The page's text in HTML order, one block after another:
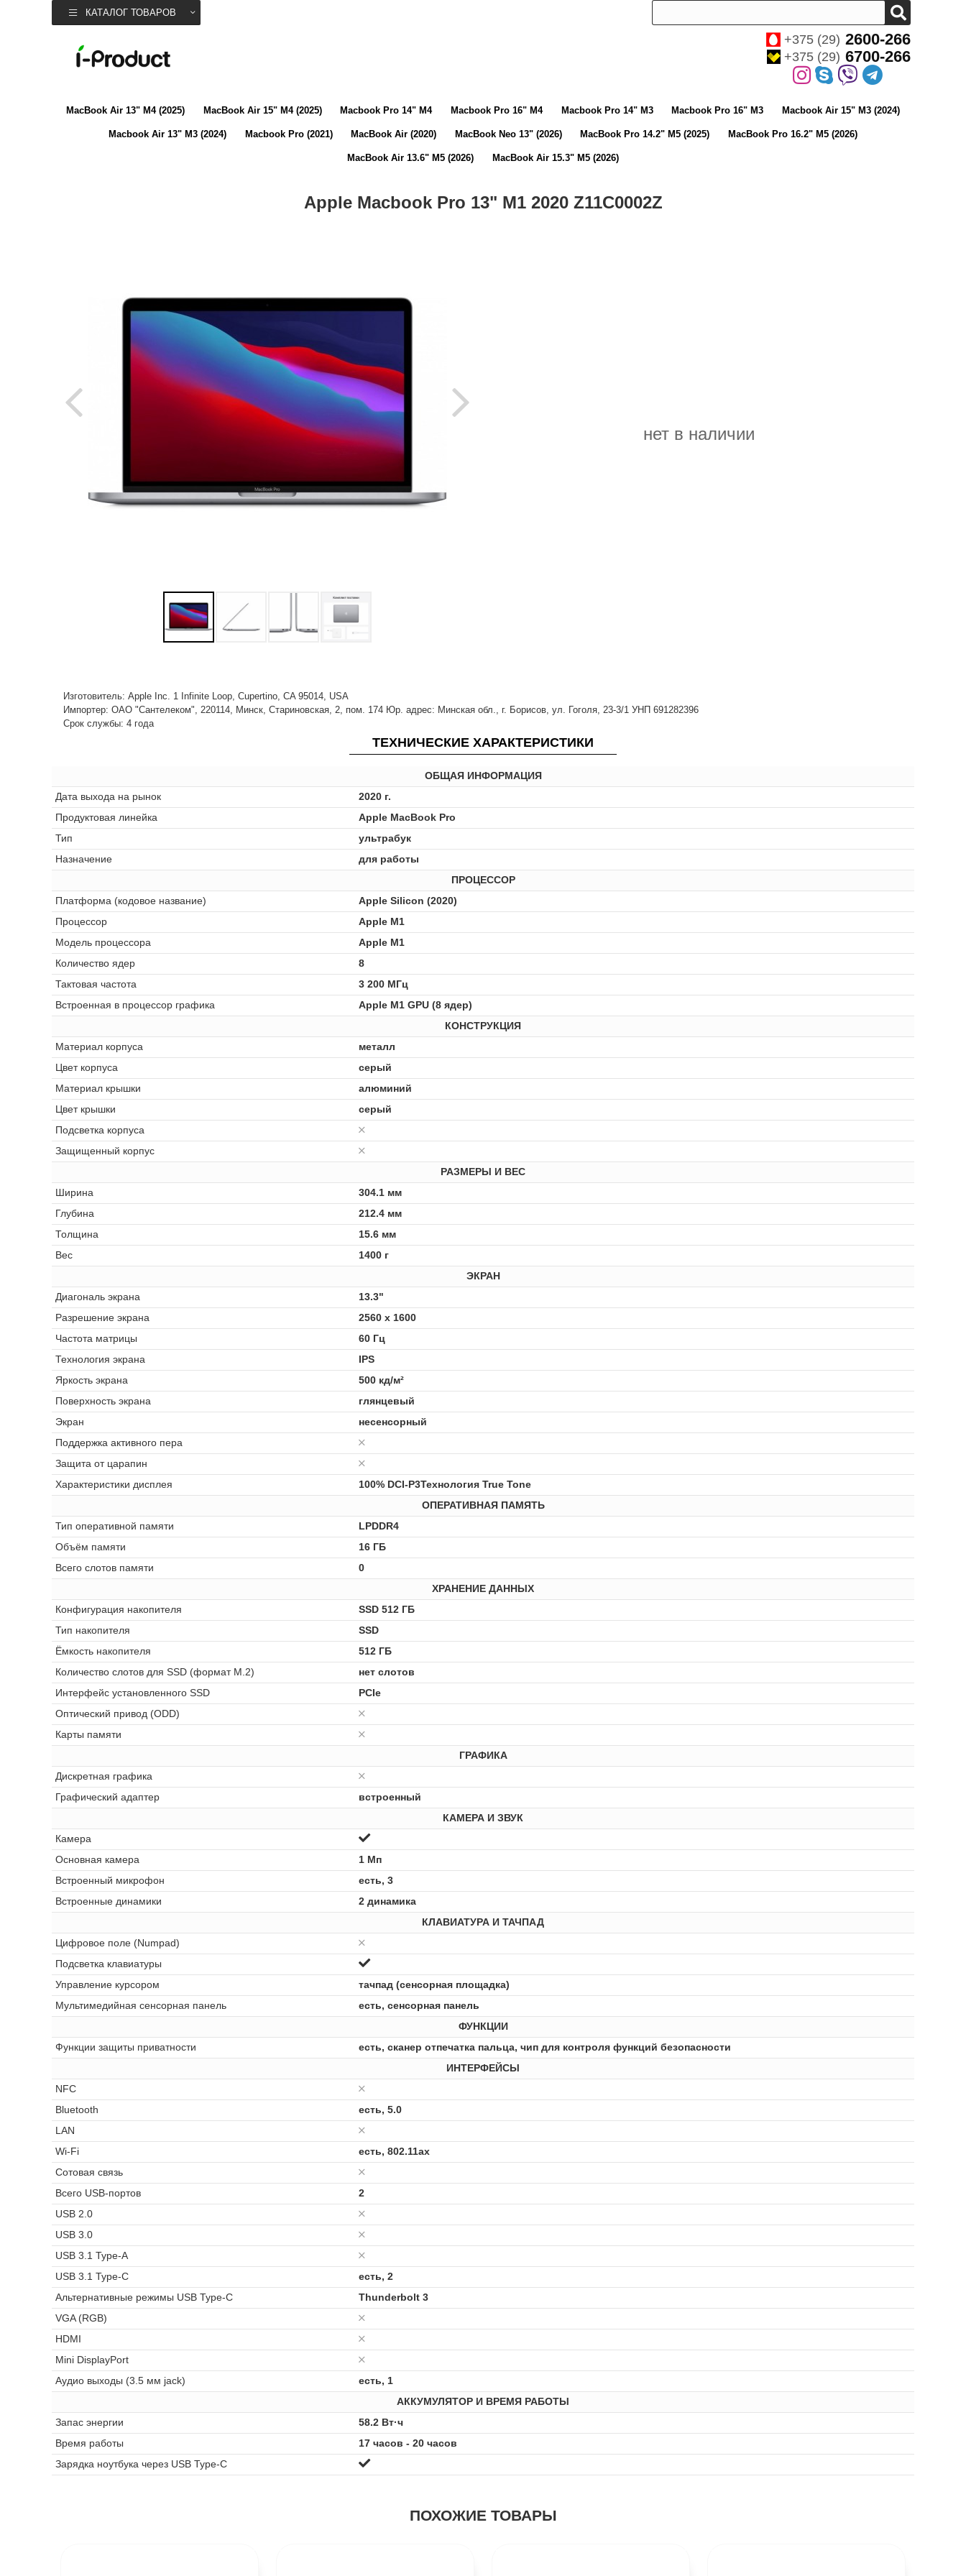
КАТАЛОГ ТОВАРОВ
+375 (29) 2600-266
+375 (29) 6700-266
MacBook Air 13" M4 (2025) MacBook Air 15" M4 (2025) Macbook Pro 14" M4 Macbook Pro 16" M4 Macbook Pro 14" M3 Macbook Pro 16" M3 Macbook Air 15" M3 (2024)
Macbook Air 13" M3 (2024) Macbook Pro (2021) MacBook Air (2020) MacBook Neo 13" (2026) MacBook Pro 14.2" M5 (2025) MacBook Pro 16.2" M5 (2026)
MacBook Air 13.6" M5 (2026) MacBook Air 15.3" M5 (2026)
Apple Macbook Pro 13" M1 2020 Z11C0002Z
нет в наличии
Изготовитель: Apple Inc. 1 Infinite Loop, Cupertino, CA 95014, USA
Импортер: ОАО "Сантелеком", 220114, Минск, Стариновская, 2, пом. 174 Юр. адрес: Минская обл., г. Борисов, ул. Гоголя, 23-3/1 УНП 691282396
Срок службы: 4 года
ТЕХНИЧЕСКИЕ ХАРАКТЕРИСТИКИ
ОБЩАЯ ИНФОРМАЦИЯ
Дата выхода на рынок
2020 г.
Продуктовая линейка
Apple MacBook Pro
Тип
ультрабук
Назначение
для работы
ПРОЦЕССОР
Платформа (кодовое название)
Apple Silicon (2020)
Процессор
Apple M1
Модель процессора
Apple M1
Количество ядер
8
Тактовая частота
3 200 МГц
Встроенная в процессор графика
Apple M1 GPU (8 ядер)
КОНСТРУКЦИЯ
Материал корпуса
металл
Цвет корпуса
серый
Материал крышки
алюминий
Цвет крышки
серый
Подсветка корпуса
Защищенный корпус
РАЗМЕРЫ И ВЕС
Ширина
304.1 мм
Глубина
212.4 мм
Толщина
15.6 мм
Вес
1400 г
ЭКРАН
Диагональ экрана
13.3"
Разрешение экрана
2560 x 1600
Частота матрицы
60 Гц
Технология экрана
IPS
Яркость экрана
500 кд/м²
Поверхность экрана
глянцевый
Экран
несенсорный
Поддержка активного пера
Защита от царапин
Характеристики дисплея
100% DCI-P3Технология True Tone
ОПЕРАТИВНАЯ ПАМЯТЬ
Тип оперативной памяти
LPDDR4
Объём памяти
16 ГБ
Всего слотов памяти
0
ХРАНЕНИЕ ДАННЫХ
Конфигурация накопителя
SSD 512 ГБ
Тип накопителя
SSD
Ёмкость накопителя
512 ГБ
Количество слотов для SSD (формат M.2)
нет слотов
Интерфейс установленного SSD
PCIe
Оптический привод (ODD)
Карты памяти
ГРАФИКА
Дискретная графика
Графический адаптер
встроенный
КАМЕРА И ЗВУК
Камера
Основная камера
1 Мп
Встроенный микрофон
есть, 3
Встроенные динамики
2 динамика
КЛАВИАТУРА И ТАЧПАД
Цифровое поле (Numpad)
Подсветка клавиатуры
Управление курсором
тачпад (сенсорная площадка)
Мультимедийная сенсорная панель
есть, сенсорная панель
ФУНКЦИИ
Функции защиты приватности
есть, сканер отпечатка пальца, чип для контроля функций безопасности
ИНТЕРФЕЙСЫ
NFC
Bluetooth
есть, 5.0
LAN
Wi-Fi
есть, 802.11ax
Сотовая связь
Всего USB-портов
2
USB 2.0
USB 3.0
USB 3.1 Type-A
USB 3.1 Type-C
есть, 2
Альтернативные режимы USB Type-C
Thunderbolt 3
VGA (RGB)
HDMI
Mini DisplayPort
Аудио выходы (3.5 мм jack)
есть, 1
АККУМУЛЯТОР И ВРЕМЯ РАБОТЫ
Запас энергии
58.2 Вт·ч
Время работы
17 часов - 20 часов
Зарядка ноутбука через USB Type-C
ПОХОЖИЕ ТОВАРЫ